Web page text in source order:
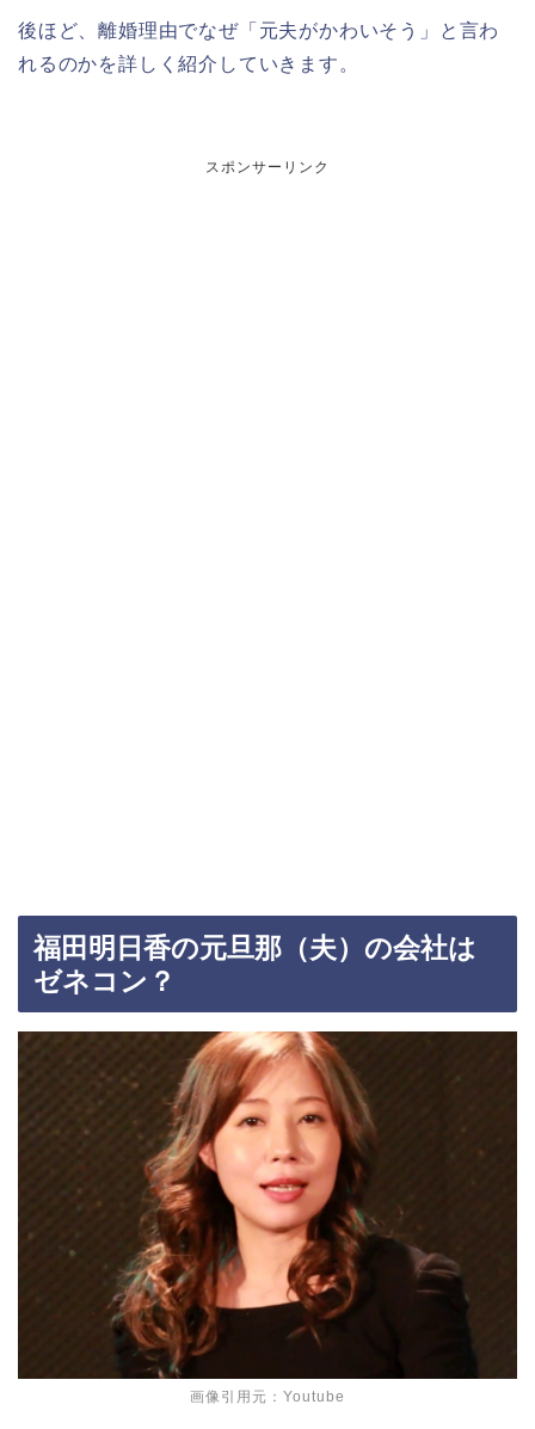
後ほど、離婚理由でなぜ「元夫がかわいそう」と言わ
れるのかを詳しく紹介していきます。
スポンサーリンク
福田明日香の元旦那（夫）の会社は
ゼネコン？
画像引用元：Youtube